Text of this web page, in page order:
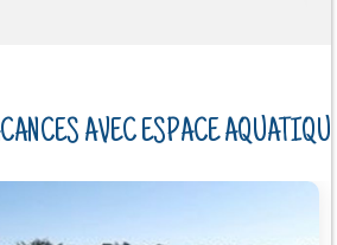
AVEC ESPACE